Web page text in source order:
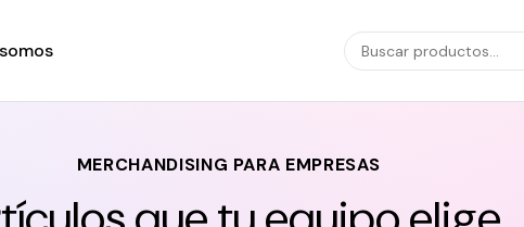
MERCHANDISING PARA EMPRESAS